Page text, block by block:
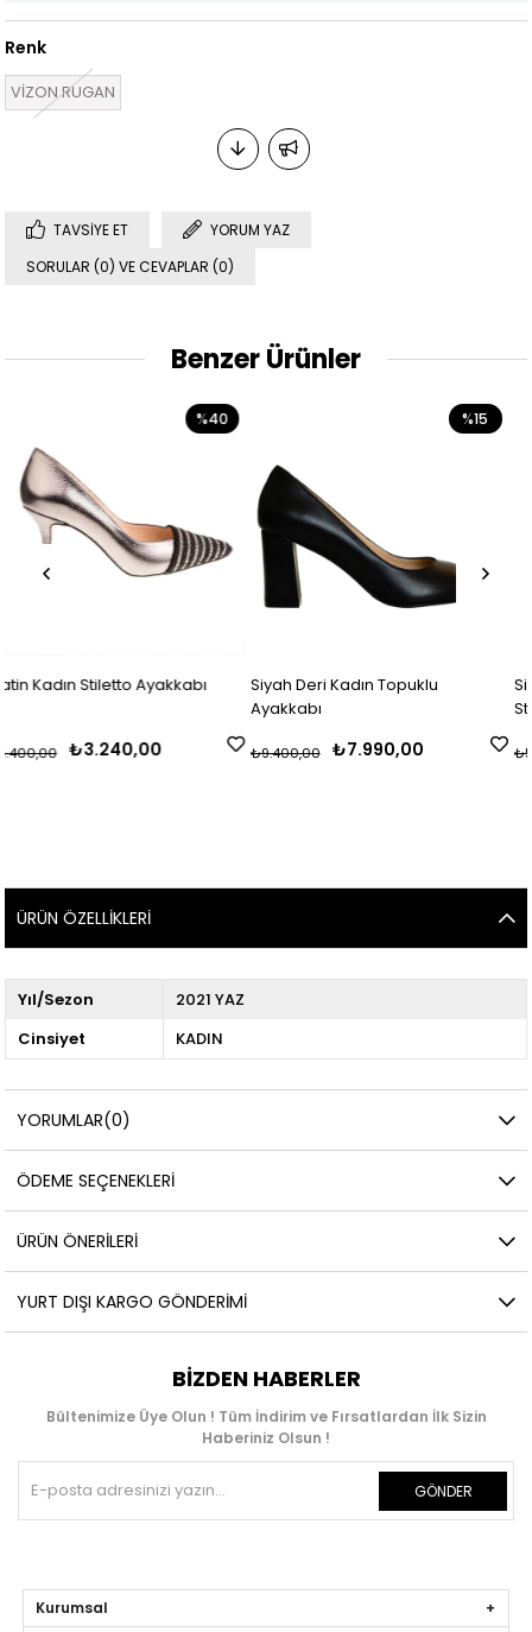
Renk
VİZON RUGAN
TAVSIYE ET
YORUM YAZ
SORULAR (0) VE CEVAPLAR (0)
Benzer Ürünler
Ayakkabı
Siyah Deri Kadın Topuklu
₺7.990,00
₺9.400,00
Siyah Baskı
Stiletto Ayakkabı
₺5.900,00
ÜRÜN ÖZELLIKLERI
Yıl/Sezon
2021 YAZ
Cinsiyet
KADIN
YORUMLAR(0)
ÖDEME SEÇENEKLERI
ÜRÜN ÖNERILERI
YURT DIŞI KARGO GÖNDERIMI
BIZDEN HABERLER
Bültenimize Üye Olun ! Tüm İndirim ve Fırsatlardan İlk Sizin
Haberiniz Olsun !
GÖNDER
Kurumsal